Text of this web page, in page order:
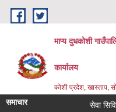
Skip to main content
माप्य दुधकोशी
कार्यालय
कोशी प्रदेश, खास्ताप,
समाचार सेवा